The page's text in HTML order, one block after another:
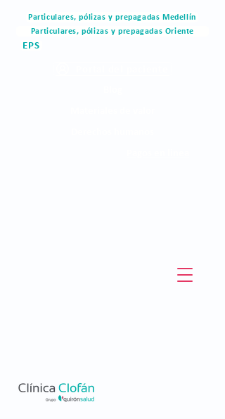
Particulares, pólizas y prepagadas Medellín
Particulares, pólizas y prepagadas Oriente
EPS